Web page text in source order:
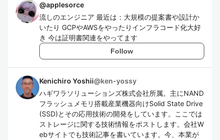
@applesorce
流しのエンジニア 最近は：大規模の提案書や設計か
いたり GCPやAWSをやったりインフラコード化大好
き 今は証明書関連をやってます
Follow
Kenichiro Yoshii@ken-yossy
ハギワラソリューションズ株式会社所属。主にNAND
フラッシュメモリ搭載産業機器向けSolid State Drive
(SSD)とその応用技術の開発をしています。ここでは
ストレージに関する技術情報をポストします。会社W
ebサイトでも技術記事を書いています。今、本業が